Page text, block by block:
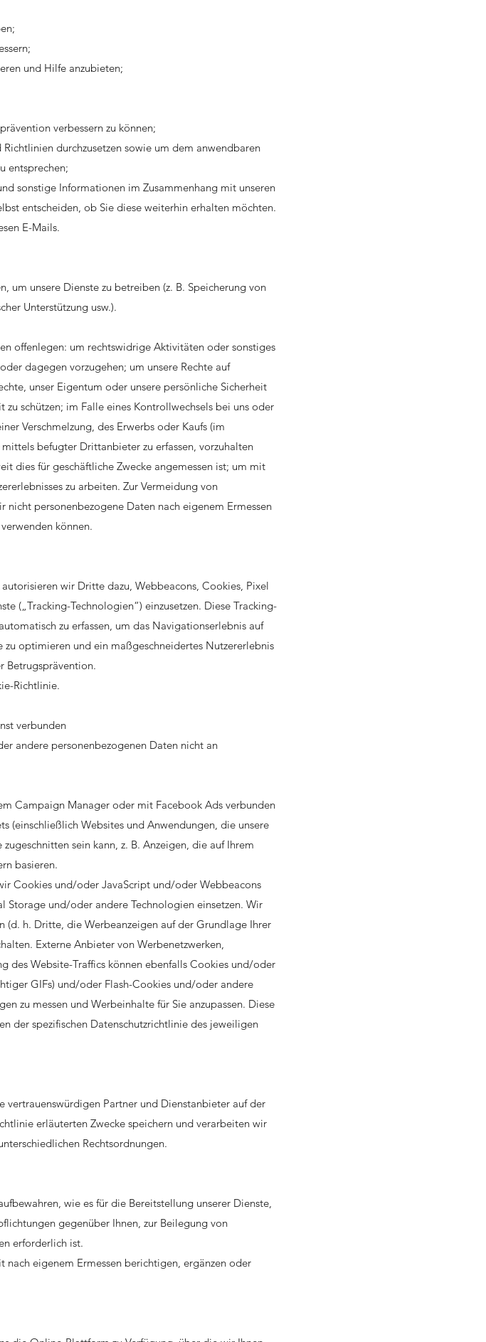
und Hilfe anzubieten;
verbessern zu können;
durchzusetzen sowie um dem anwendbaren
entsprechen;
sonstige Informationen im Zusammenhang mit unseren
entscheiden, ob Sie diese weiterhin erhalten möchten.
E-Mails.
um unsere Dienste zu betreiben (z. B. Speicherung von
Unterstützung usw.).
offenlegen: um rechtswidrige Aktivitäten oder sonstiges
dagegen vorzugehen; um unsere Rechte auf
unser Eigentum oder unsere persönliche Sicherheit
schützen; im Falle eines Kontrollwechsels bei uns oder
Verschmelzung, des Erwerbs oder Kaufs (im
befugter Drittanbieter zu erfassen, vorzuhalten
dies für geschäftliche Zwecke angemessen ist; um mit
zu arbeiten. Zur Vermeidung von
nicht personenbezogene Daten nach eigenem Ermessen
können.
wir Dritte dazu, Webbeacons, Cookies, Pixel
(„Tracking-Technologien“) einzusetzen. Diese Tracking-
zu erfassen, um das Navigationserlebnis auf
zu optimieren und ein maßgeschneidertes Nutzererlebnis
Betrugsprävention.
Richtlinie.
verbunden
andere personenbezogenen Daten nicht an
Campaign Manager oder mit Facebook Ads verbunden
(einschließlich Websites und Anwendungen, die unsere
sein kann, z. B. Anzeigen, die auf Ihrem
basieren.
Cookies und/oder JavaScript und/oder Webbeacons
Storage und/oder andere Technologien einsetzen. Wir
(d. h. Dritte, die Werbeanzeigen auf der Grundlage Ihrer
Externe Anbieter von Werbenetzwerken,
des Website-Traffics können ebenfalls Cookies und/oder
GIFs) und/oder Flash-Cookies und/oder andere
zu messen und Werbeinhalte für Sie anzupassen. Diese
der spezifischen Datenschutzrichtlinie des jeweiligen
vertrauenswürdigen Partner und Dienstanbieter auf der
erläuterten Zwecke speichern und verarbeiten wir
Rechtsordnungen.
wie es für die Bereitstellung unserer Dienste,
gegenüber Ihnen, zur Beilegung von
erforderlich ist.
eigenem Ermessen berichtigen, ergänzen oder